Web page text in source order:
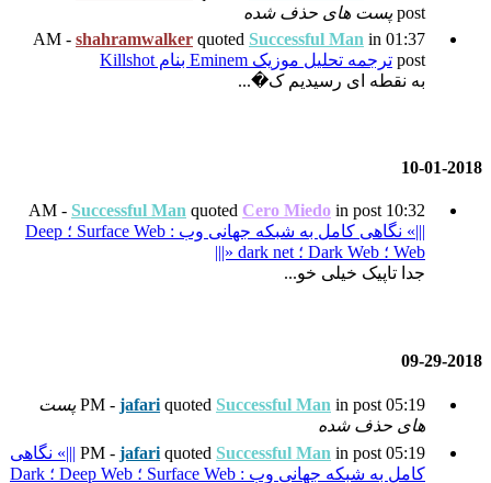
shahramwalkerquoted
Successful Manquoted
|||» نگاهی کامل به شبکه جهانی وب : Surface Web ؛ Deep
jafariquoted پست
jafariquoted
|||» نگاهی
کامل به شبکه جهانی وب : Surface Web ؛ Deep Web ؛ Dark